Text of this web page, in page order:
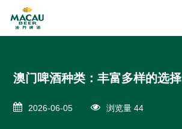
澳门啤酒种类：丰富多样的选择
2026-06-05 浏览量 44